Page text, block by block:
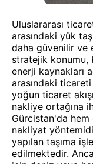
Uluslararası
arasındaki yük
daha güvenilir ve
stratejik konumu,
enerji kaynakları
arasındaki
yoğun ticaret
nakliye ortağına
Gürcistan'da
nakliyat
yapılan taşıma
edilmektedir.